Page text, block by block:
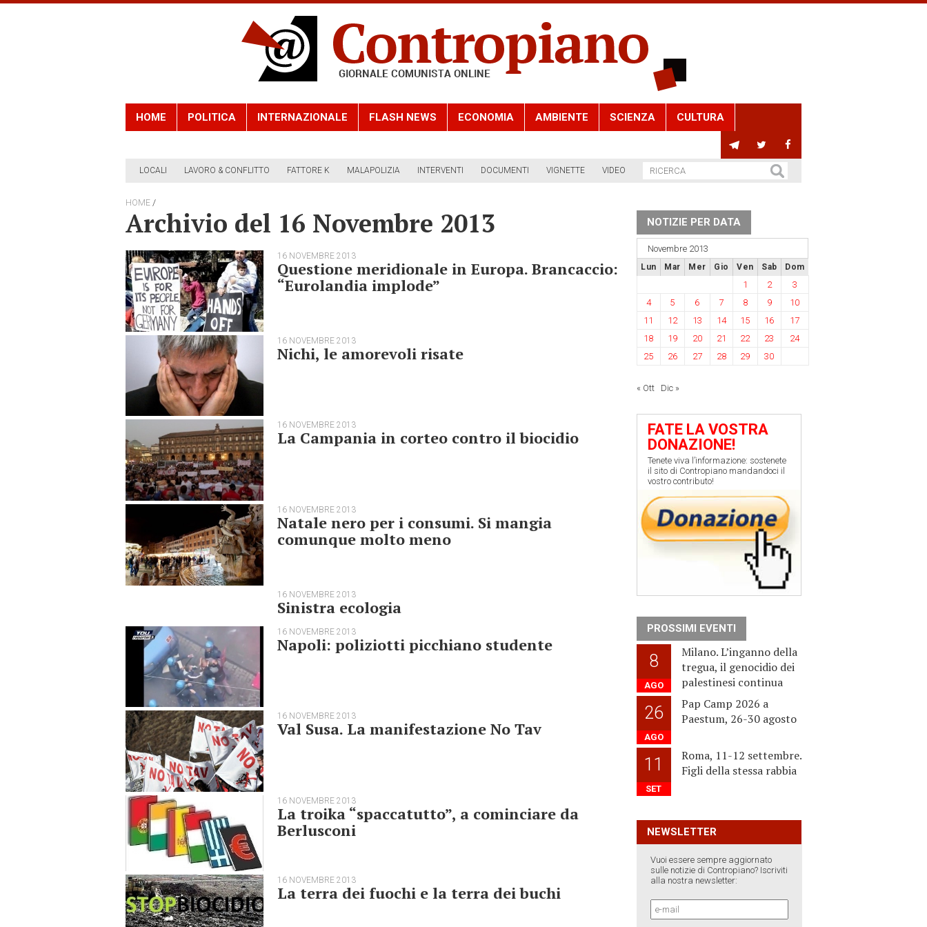
HOME POLITICA INTERNAZIONALE FLASH NEWS ECONOMIA AMBIENTE SCIENZA CULTURA
LOCALI LAVORO & CONFLITTO FATTORE K MALAPOLIZIA INTERVENTI DOCUMENTI VIGNETTE VIDEO
HOME /
Archivio del 16 Novembre 2013
16 NOVEMBRE 2013
Questione meridionale in Europa. Brancaccio:
“Eurolandia implode”
16 NOVEMBRE 2013
Nichi, le amorevoli risate
16 NOVEMBRE 2013
La Campania in corteo contro il biocidio
16 NOVEMBRE 2013
Natale nero per i consumi. Si mangia
comunque molto meno
16 NOVEMBRE 2013
Sinistra ecologia
16 NOVEMBRE 2013
Napoli: poliziotti picchiano studente
16 NOVEMBRE 2013
Val Susa. La manifestazione No Tav
16 NOVEMBRE 2013
La troika “spaccatutto”, a cominciare da
Berlusconi
16 NOVEMBRE 2013
La terra dei fuochi e la terra dei buchi
NOTIZIE PER DATA
Novembre 2013
Lun Mar Mer Gio Ven Sab Dom
1 2
3
4
5 6 7 8 9
10
11
12 13 14 15 16
17
18
19 20 21 22 23
24
25
26 27 28 29 30
« Ott Dic »
FATE LA VOSTRA
DONAZIONE!
Tenete viva l’informazione: sostenete
il sito di Contropiano mandandoci il
vostro contributo!
PROSSIMI EVENTI
8
AGO
Milano. L’inganno della
tregua, il genocidio dei
palestinesi continua
26
AGO
Pap Camp 2026 a
Paestum, 26-30 agosto
11
SET
Roma, 11-12 settembre.
Figli della stessa rabbia
NEWSLETTER
Vuoi essere sempre aggiornato
sulle notizie di Contropiano? Iscriviti
alla nostra newsletter: